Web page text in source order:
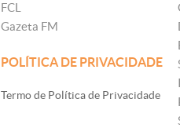
FCL
Gazeta FM
POLÍTICA DE PRIVACIDADE
Termo de Política de Privacidade